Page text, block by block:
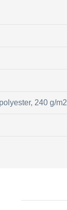
240 g/m2